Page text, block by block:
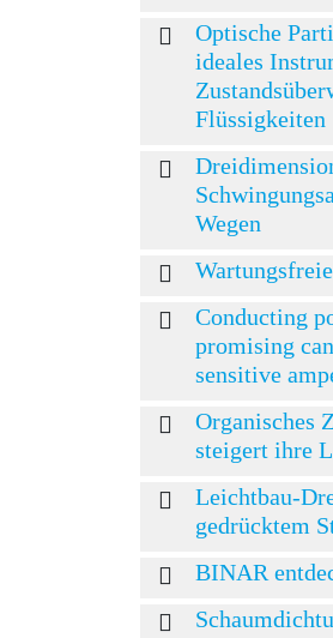
Optische
ideales
Flüssigkeiten
Wegen
Conducting
promising
sensitive
Organisches
steigert ihre
Leichtbau-
gedrücktem
BINAR